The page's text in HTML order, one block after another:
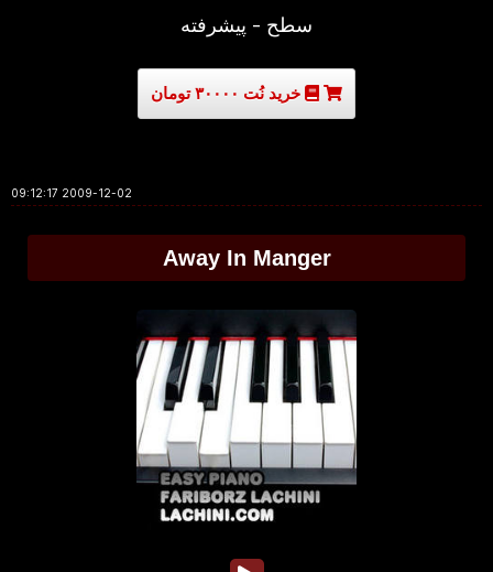
سطح - پیشرفته
خرید نُت ۳۰۰۰۰ تومان
2009-12-02 09:12:17
Away In Manger